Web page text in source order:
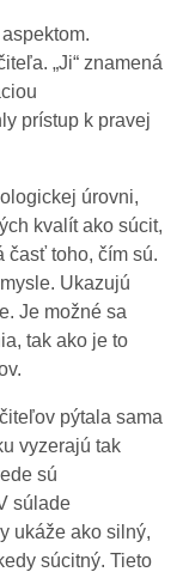
„Ji“ znamená
prístup k pravej
úrovni,
kvalít ako súcit,
časť toho, čím sú.
Ukazujú
Je možné sa
tak ako je to
pýtala sama
vyzerajú tak
sú
súlade
ukáže ako silný,
súcitný. Tieto